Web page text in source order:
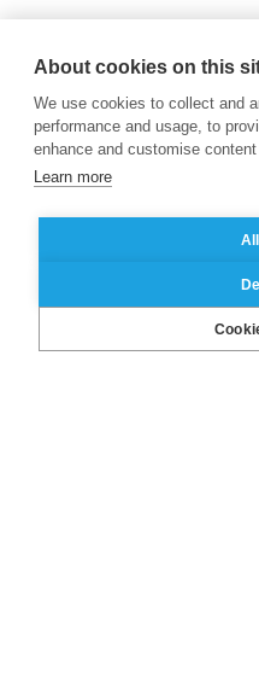
X
About cookies on this
We use cookies to collect and
performance and usage, to
enhance and customise
Learn more